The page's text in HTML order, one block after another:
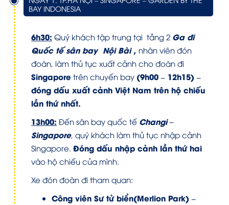
BAY INDONESIA
6h30: Quý khách tập trung tại tầng 2 Ga đi
Quốc tế sân bay Nội Bài , nhân viên đón
đoàn, làm thủ tục xuất cảnh cho đoàn đi
Singapore trên chuyến bay (9h00 – 12h15) –
đóng dấu xuất cảnh Việt Nam trên hộ chiếu
lần thứ nhất.
13h00: Đến sân bay quốc tế Changi –
Singapore, quý khách làm thủ tục nhập cảnh
Singapore. Đóng dấu nhập cảnh lần thứ hai
vào hộ chiếu của mình.
Xe đón đoàn đi tham quan:
Công viên Sư tử biển(Merlion Park) –